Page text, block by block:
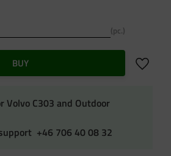
pc.
BUY Add to
Volvo C303 and Outdoor
+46 706 40 08 32